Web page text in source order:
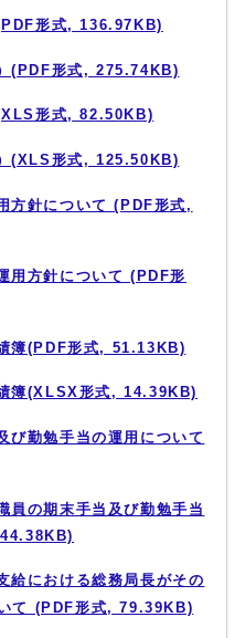
形式, 136.97KB)
(PDF形式, 275.74KB)
形式, 82.50KB)
(XLS形式, 125.50KB)
方針について (PDF形式,
用方針について (PDF形
簿(PDF形式, 51.13KB)
簿(XLSX形式, 14.39KB)
び勤勉手当の運用について
員の期末手当及び勤勉手当
給における総務局長がその
て (PDF形式, 79.39KB)